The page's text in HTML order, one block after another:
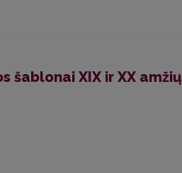
šablonai XIX ir XX amžių